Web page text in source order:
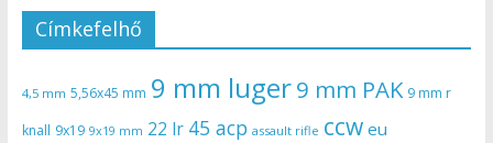
Címkefelhő
4,5 mm 5,56x45 mm 9 mm luger9 mm PAK 9 mm r
knall 9x19 9x19 mm 22 lr 45 acp assault rifle ccw eu